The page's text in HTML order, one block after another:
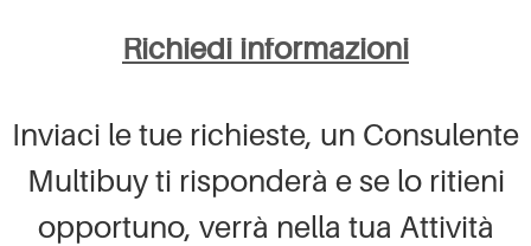
Richiedi informazioni
Inviaci le tue richieste, un Consulente
Multibuy ti risponderà e se lo ritieni
opportuno, verrà nella tua Attività